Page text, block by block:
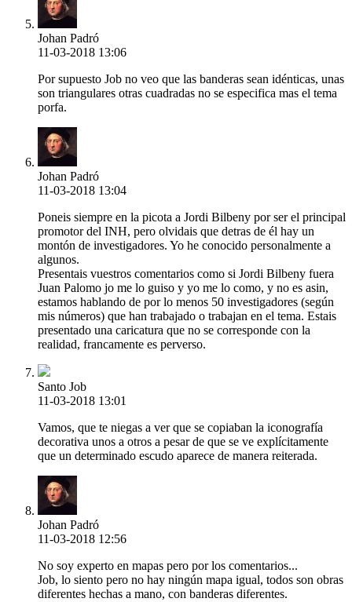
Johan Padró
11-03-2018 13:06
Por supuesto Job no veo que las banderas sean idénticas, unas
son triangulares otras cuadradas no se especifica mas el tema
porfa.
Johan Padró
11-03-2018 13:04
Poneis siempre en la picota a Jordi Bilbeny por ser el principal
promotor del INH, pero olvidais que detras de él hay un
montón de investigadores. Yo he conocido personalmente a
algunos.
Presentais vuestros comentarios como si Jordi Bilbeny fuera
Juan Palomo jo me lo guiso y yo me lo como, y no es asin,
estamos hablando de por lo menos 50 investigadores (según
mis números) que han trabajado o trabajan en el tema. Estais
presentado una caricatura que no se corresponde con la
realidad, francamente es perverso.
Santo Job
11-03-2018 13:01
Vamos, que te niegas a ver que se copiaban la iconografía
decorativa unos a otros a pesar de que se ve explícitamente
que un determinado escudo aparece de manera reiterada.
Johan Padró
11-03-2018 12:56
No soy experto en mapas pero por los comentarios...
Job, lo siento pero no hay ningún mapa igual, todos son obras
diferentes hechas a mano, con banderas diferentes.